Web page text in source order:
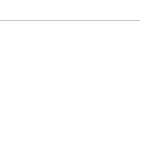
EQUIPO